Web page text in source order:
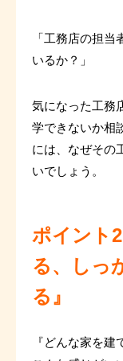
「工務店の担
いるか？」
気になった工務
学できないか相
には、なぜその
いでしょう。
ポイント
る、しっ
る』
『どんな家を